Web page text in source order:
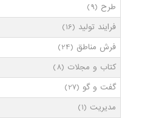
طرح (9)
فرایند تولید (16)
فرش مناطق (24)
کتاب و مجلات (8)
گفت و گو (27)
مدیریت (1)